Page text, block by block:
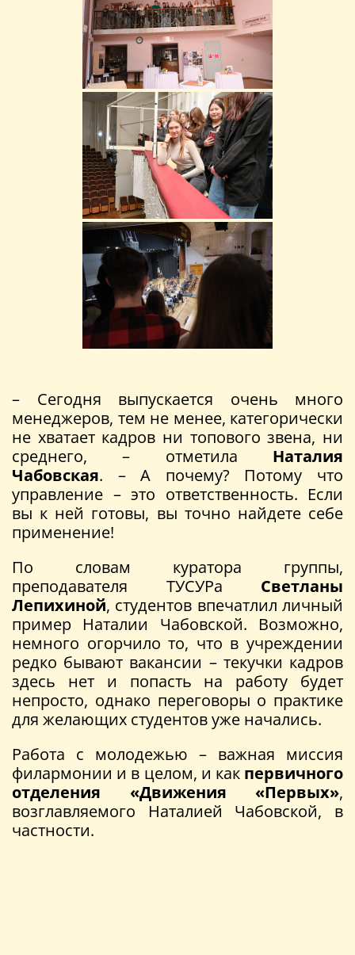
– Сегодня выпускается очень много
менеджеров, тем не менее, категорически
не хватает кадров ни топового звена, ни
среднего, – отметила Наталия
Чабовская. – А почему? Потому что
управление – это ответственность. Если
вы к ней готовы, вы точно найдете себе
применение!
По словам куратора группы,
преподавателя ТУСУРа Светланы
Лепихиной, студентов впечатлил личный
пример Наталии Чабовской. Возможно,
немного огорчило то, что в учреждении
редко бывают вакансии – текучки кадров
здесь нет и попасть на работу будет
непросто, однако переговоры о практике
для желающих студентов уже начались.
Работа с молодежью – важная миссия
филармонии и в целом, и как первичного
отделения «Движения «Первых»,
возглавляемого Наталией Чабовской, в
частности.